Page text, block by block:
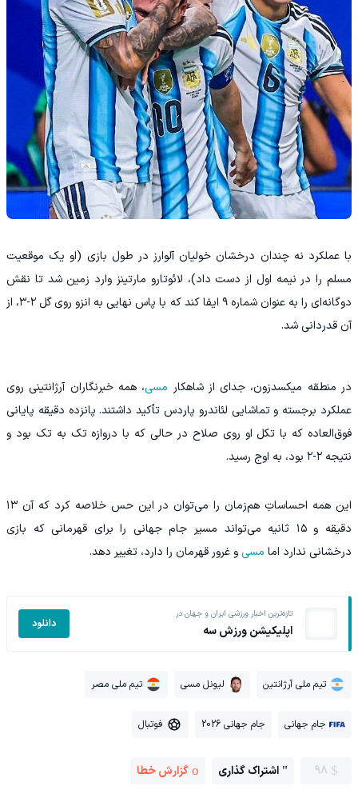
با عملکرد نه چندان درخشان خولیان آلوارز در طول بازی (او یک موقعیت
مسلم را در نیمه اول از دست داد)، لائوتارو مارتینز وارد زمین شد تا نقش
دوگانه‌ای را به عنوان شماره ۹ ایفا کند که با پاس نهایی به انزو روی گل ۲-۳، از
آن قدردانی شد.
در منطقه میکسدزون، جدای از شاهکار مسی، همه خبرنگاران آرژانتینی روی
عملکرد برجسته و تماشایی لئاندرو پاردس تأکید داشتند. پانزده دقیقه پایانی
فوق‌العاده که با تکل او روی صلاح در حالی که با دروازه تک‌ به‌ تک بود و
نتیجه ۲-۲ بود، به اوج رسید.
این‌ همه احساساتِ هم‌زمان را می‌توان در این حس خلاصه کرد که آن ۱۳
دقیقه و ۱۵ ثانیه می‌تواند مسیر جام جهانی را برای قهرمانی که بازی
درخشانی ندارد اما مسی و غرور قهرمان را دارد، تغییر دهد.
تازه‌ترین اخبار ورزشی ایران و جهان در
اپلیکیشن ورزش سه دانلود
تیم ملی آرژانتین لیونل مسی تیم ملی مصر
جام جهانی جام جهانی 2026 فوتبال
98 اشتراک گذاری گزارش خطا